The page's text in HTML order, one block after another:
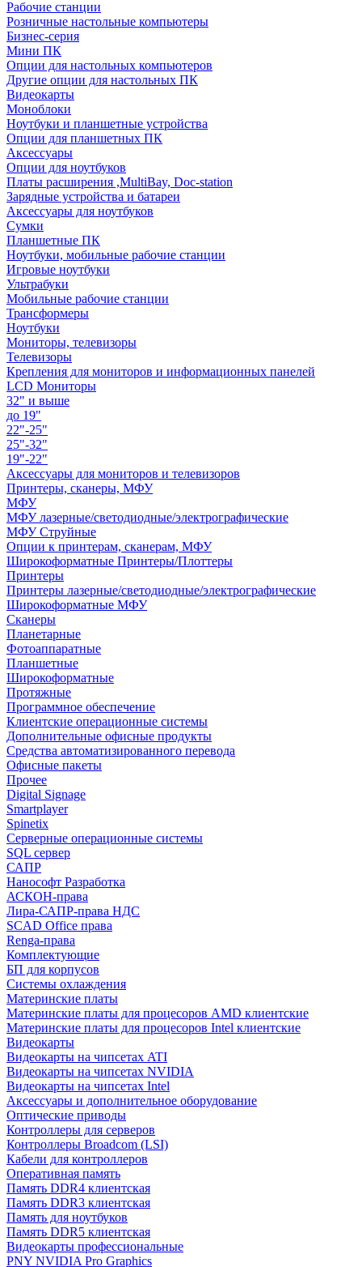
Рабочие станции
Розничные настольные компьютеры
Бизнес-серия
Мини ПК
Опции для настольных компьютеров
Другие опции для настольных ПК
Видеокарты
Моноблоки
Ноутбуки и планшетные устройства
Опции для планшетных ПК
Аксессуары
Опции для ноутбуков
Платы расширения ,MultiBay, Doc-station
Зарядные устройства и батареи
Аксессуары для ноутбуков
Сумки
Планшетные ПК
Ноутбуки, мобильные рабочие станции
Игровые ноутбуки
Ультрабуки
Мобильные рабочие станции
Трансформеры
Ноутбуки
Мониторы, телевизоры
Телевизоры
Крепления для мониторов и информационных панелей
LCD Мониторы
32" и выше
до 19"
22"-25"
25"-32"
19"-22"
Аксессуары для мониторов и телевизоров
Принтеры, сканеры, МФУ
МФУ
МФУ лазерные/светодиодные/электрографические
МФУ Струйные
Опции к принтерам, сканерам, МФУ
Широкоформатные Принтеры/Плоттеры
Принтеры
Принтеры лазерные/светодиодные/электрографические
Широкоформатные МФУ
Сканеры
Планетарные
Фотоаппаратные
Планшетные
Широкоформатные
Протяжные
Программное обеспечение
Клиентские операционные системы
Дополнительные офисные продукты
Средства автоматизированного перевода
Офисные пакеты
Прочее
Digital Signage
Smartplayer
Spinetix
Серверные операционные системы
SQL сервер
САПР
Нанософт Разработка
АСКОН-права
Лира-САПР-права НДС
SCAD Office права
Renga-права
Комплектующие
БП для корпусов
Системы охлаждения
Материнские платы
Материнские платы для процесоров AMD клиентские
Материнские платы для процесоров Intel клиентские
Видеокарты
Видеокарты на чипсетах ATI
Видеокарты на чипсетах NVIDIA
Видеокарты на чипсетах Intel
Аксессуары и дополнительное оборудование
Оптические приводы
Контроллеры для серверов
Контроллеры Broadcom (LSI)
Кабели для контроллеров
Оперативная память
Память DDR4 клиентская
Память DDR3 клиентская
Память для ноутбуков
Память DDR5 клиентская
Видеокарты профессиональные
PNY NVIDIA Pro Graphics